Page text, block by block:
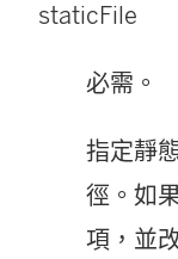
staticFile
必需。
指定靜
徑。如
項，並